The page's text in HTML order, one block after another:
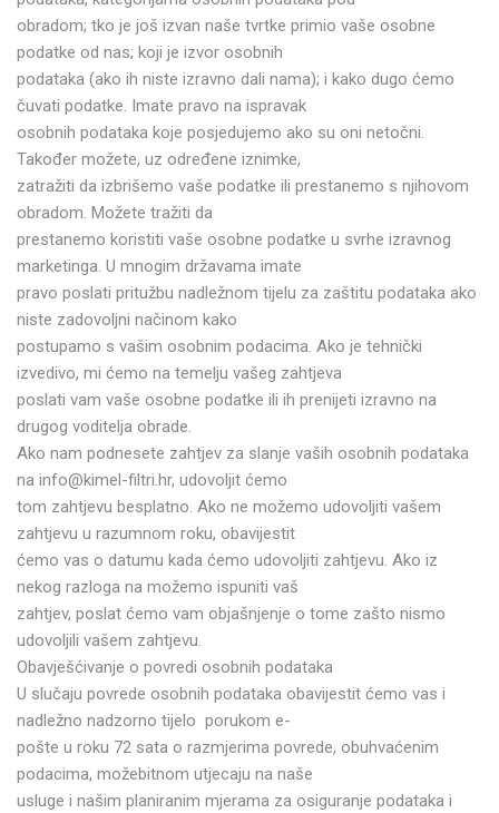
obradom; tko je još izvan naše tvrtke primio vaše osobne
podatke od nas; koji je izvor osobnih
podataka (ako ih niste izravno dali nama); i kako dugo ćemo
čuvati podatke. Imate pravo na ispravak
osobnih podataka koje posjedujemo ako su oni netočni.
Također možete, uz određene iznimke,
zatražiti da izbrišemo vaše podatke ili prestanemo s njihovom
obradom. Možete tražiti da
prestanemo koristiti vaše osobne podatke u svrhe izravnog
marketinga. U mnogim državama imate
pravo poslati pritužbu nadležnom tijelu za zaštitu podataka ako
niste zadovoljni načinom kako
postupamo s vašim osobnim podacima. Ako je tehnički
izvedivo, mi ćemo na temelju vašeg zahtjeva
poslati vam vaše osobne podatke ili ih prenijeti izravno na
drugog voditelja obrade.
Ako nam podnesete zahtjev za slanje vaših osobnih podataka
na info@kimel-filtri.hr, udovoljit ćemo
tom zahtjevu besplatno. Ako ne možemo udovoljiti vašem
zahtjevu u razumnom roku, obavijestit
ćemo vas o datumu kada ćemo udovoljiti zahtjevu. Ako iz
nekog razloga na možemo ispuniti vaš
zahtjev, poslat ćemo vam objašnjenje o tome zašto nismo
udovoljili vašem zahtjevu.
Obavješćivanje o povredi osobnih podataka
U slučaju povrede osobnih podataka obavijestit ćemo vas i
nadležno nadzorno tijelo porukom e-
pošte u roku 72 sata o razmjerima povrede, obuhvaćenim
podacima, možebitnom utjecaju na naše
usluge i našim planiranim mjerama za osiguranje podataka i